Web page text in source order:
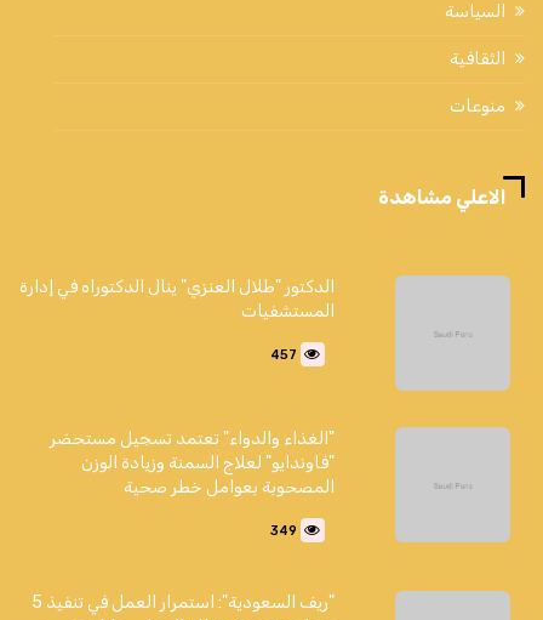
السياسة
الثقافية
منوعات
الاعلي مشاهدة
الدكتور "طلال العنزي" ينال الدكتوراه في إدارة
المستشفيات
457
"الغذاء والدواء" تعتمد تسجيل مستحضر
"فاوندايو" لعلاج السمنة وزيادة الوزن
المصحوبة بعوامل خطر صحية
349
"ريف السعودية": استمرار العمل في تنفيذ 5